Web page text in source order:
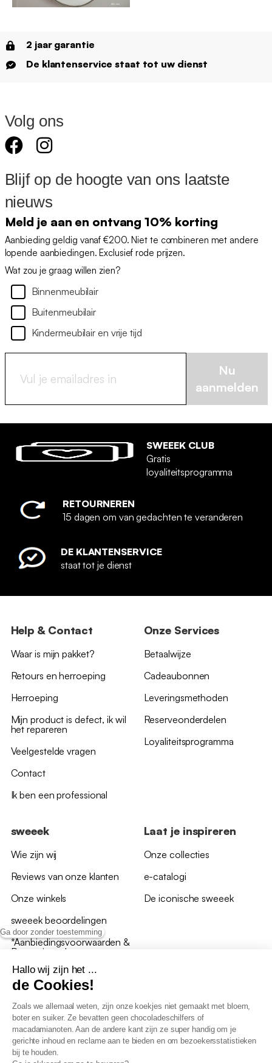
Ga door zonder toestemming
Hallo wij zijn het ...
de Cookies!
Zoals we allemaal weten, zijn onze koekjes niet gemaakt met bloem,
boter en suiker. Ze bevatten geen chocoladeschilfers of
macadamianoten. Aan de andere kant zijn ze super handig om je
gerichte inhoud en reclame aan te bieden en om bezoekersstatistieken
bij te houden.
2 jaar garantie
De klantenservice staat tot uw dienst
Volg ons
Blijf op de hoogte van ons laatste
nieuws
Meld je aan en ontvang 10% korting
Aanbieding geldig vanaf €200. Niet te combineren met andere
lopende aanbiedingen. Exclusief rode prijzen.
Wat zou je graag willen zien?
Binnenmeubilair
Buitenmeubilair
Kindermeubilair en vrije tijd
Nu
aanmelden
SWEEEK CLUB
Gratis
loyaliteitsprogramma
RETOURNEREN
15 dagen om van gedachten te veranderen
DE KLANTENSERVICE
staat tot je dienst
Help & Contact
Waar is mijn pakket?
Retours en herroeping
Herroeping
Mijn product is defect, ik wil
het repareren
Veelgestelde vragen
Contact
Ik ben een professional
Onze Services
Betaalwijze
Cadeaubonnen
Leveringsmethoden
Reserveonderdelen
Loyaliteitsprogramma
sweeek
Wie zijn wij
Reviews van onze klanten
Onze winkels
sweeek beoordelingen
*Aanbiedingsvoorwaarden &
Promotiecode
Laat je inspireren
Onze collecties
e-catalogi
De iconische sweeek
Algemene verkoopsvoorwaarden
AV loyaliteitsprogramma